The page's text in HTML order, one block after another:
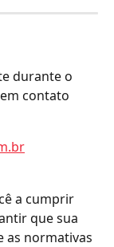
durante o
contato
a cumprir
que sua
as normativas